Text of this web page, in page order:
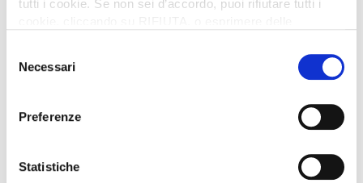
tutti i cookie. Se non sei d’accordo, puoi rifiutare tutti i
desideri accettare e cliccando ACCETTA SELEZIONATI.
delNecessari
Preferenze
Statistiche
Seminare bene o meglio non
Concia del seme: evoluzione